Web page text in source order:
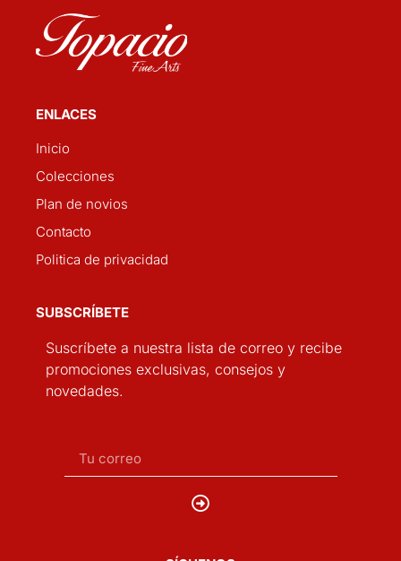
ENLACES
Inicio
Colecciones
Plan de novios
Contacto
Politica de privacidad
SUBSCRÍBETE
Suscríbete a nuestra lista de correo y recibe
promociones exclusivas, consejos y
novedades.